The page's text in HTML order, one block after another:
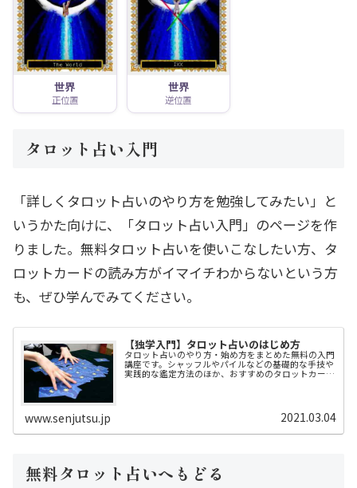
世界
正位置
世界
逆位置
タロット占い入門
「詳しくタロット占いのやり方を勉強してみたい」と
いうかた向けに、「タロット占い入門」のページを作
りました。無料タロット占いを使いこなしたい方、タ
ロットカードの読み方がイマイチわからないという方
も、ぜひ学んでみてください。
【独学入門】タロット占いのはじめ方
タロット占いのやり方・始め方をまとめた無料の入門
講座です。シャッフルやパイルなどの基礎的な手技や
実践的な鑑定方法のほか、おすすめのタロットカード
www.senjutsu.jp 2021.03.04
無料タロット占いへもどる